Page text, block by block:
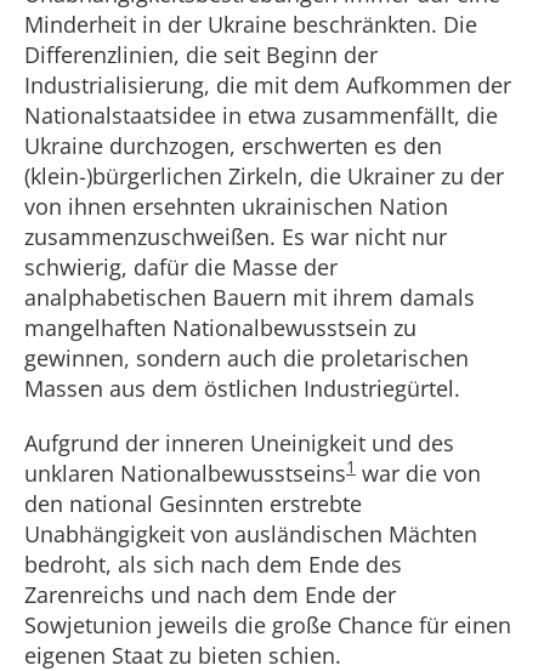
Minderheit in der Ukraine beschränkten. Die
Differenzlinien, die seit Beginn der
Industrialisierung, die mit dem Aufkommen der
Nationalstaatsidee in etwa zusammenfällt, die
Ukraine durchzogen, erschwerten es den
(klein-)bürgerlichen Zirkeln, die Ukrainer zu der
von ihnen ersehnten ukrainischen Nation
zusammenzuschweißen. Es war nicht nur
schwierig, dafür die Masse der
analphabetischen Bauern mit ihrem damals
mangelhaften Nationalbewusstsein zu
gewinnen, sondern auch die proletarischen
Massen aus dem östlichen Industriegürtel.
Aufgrund der inneren Uneinigkeit und des
unklaren Nationalbewusstseins1 war die von
den national Gesinnten erstrebte
Unabhängigkeit von ausländischen Mächten
bedroht, als sich nach dem Ende des
Zarenreichs und nach dem Ende der
Sowjetunion jeweils die große Chance für einen
eigenen Staat zu bieten schien.